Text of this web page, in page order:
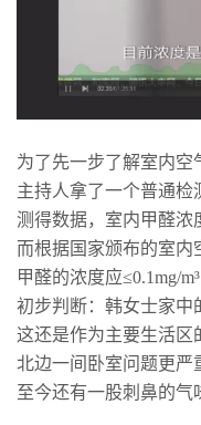
为了先一步了解室内空
主持人拿了一个普通检
测得数据，室内甲醛浓
而根据国家颁布的室内
甲醛的浓度应≤0.1mg/m³
初步判断：韩女士家中
这还是作为主要生活区
北边一间卧室问题更严
至今还有一股刺鼻的气